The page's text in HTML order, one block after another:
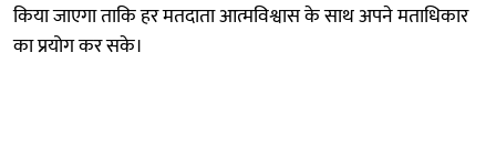
किया जाएगा ताकि हर मतदाता आत्मविश्वास के साथ अपने मताधिकार
का प्रयोग कर सके।